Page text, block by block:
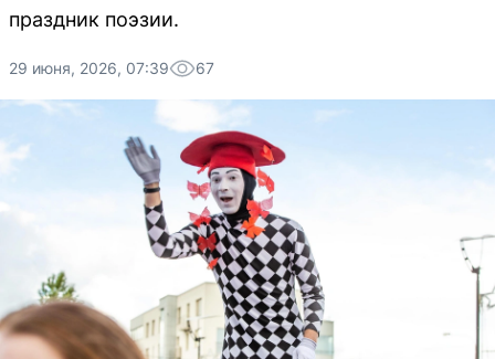
праздник поэзии.
29 июня, 2026, 07:39 67